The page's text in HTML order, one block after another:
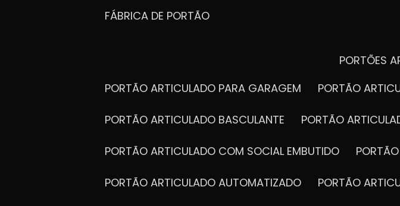
FÁBRICA DE PORTÃO
PORTÕES
PORTÃO ARTICULADO PARA GARAGEM
PORTÃO
PORTÃO ARTICULADO BASCULANTE PORTÃO
PORTÃO ARTICULADO COM SOCIAL EMBUTIDO
PORTÃO ARTICULADO AUTOMATIZADO PORTÃO